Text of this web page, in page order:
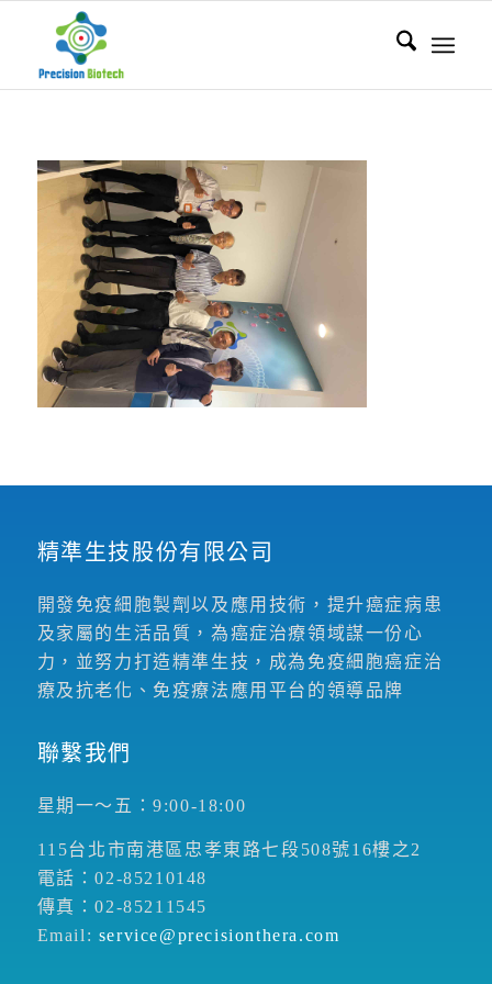
精準生技股份有限公司
開發免疫細胞製劑以及應用技術，提升癌症病患
及家屬的生活品質，為癌症治療領域謀一份心
力，並努力打造精準生技，成為免疫細胞癌症治
療及抗老化、免疫療法應用平台的領導品牌
聯繫我們
星期一～五：9:00-18:00
115台北市南港區忠孝東路七段508號16樓之2
電話：02-85210148
傳真：02-85211545
Email: service@precisionthera.com